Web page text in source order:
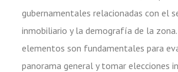
gubernamentales relacionadas con el
inmobiliario y la demografía de la
elementos son fundamentales para
panorama general y tomar elecciones